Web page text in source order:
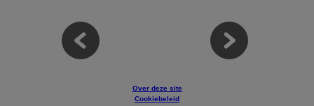
Over deze site
Cookiebeleid